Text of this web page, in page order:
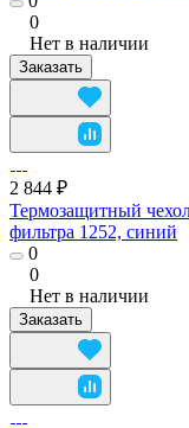
0
Нет в наличии
Заказать
2 844 ₽
Термозащитный
фильтра 1252, синий
0
0
Нет в наличии
Заказать